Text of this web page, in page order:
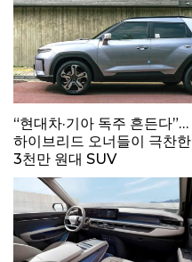
“현대차·기아 독주 흔든다”…
하이브리드 오너들이 극찬한
3천만 원대 SUV